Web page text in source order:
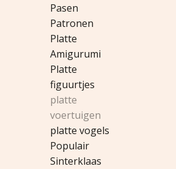
Pasen
Patronen
Platte
Amigurumi
Platte
figuurtjes
platte
voertuigen
platte vogels
Populair
Sinterklaas